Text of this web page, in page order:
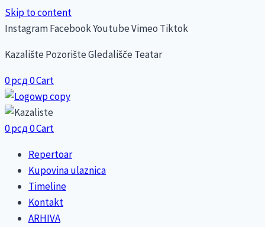
Skip to content
InstagramFacebookYoutubeVimeo Tiktok
Kazalište Pozorište Gledališče Teatar
0рсд0Cart
0рсд0Cart
Repertoar
Kupovina ulaznica
Timeline
Kontakt
ARHIVA